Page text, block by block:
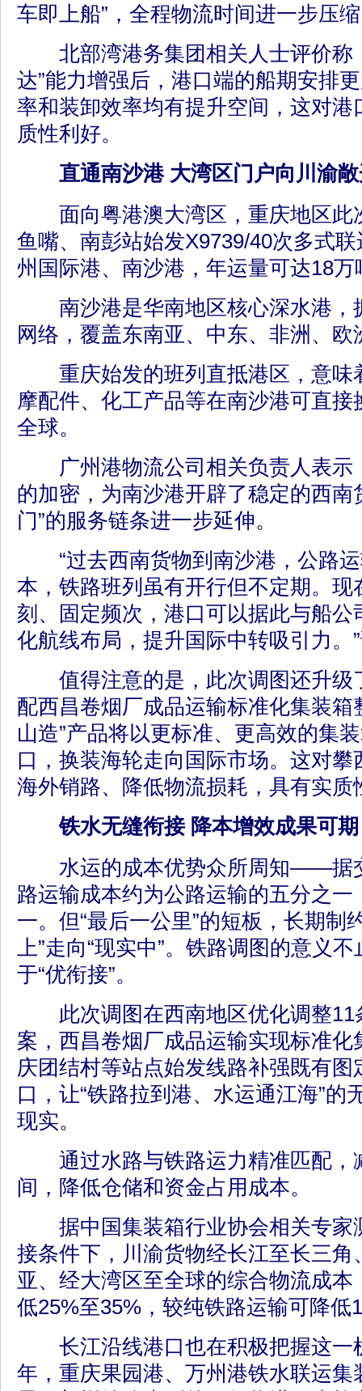
车即上船”，全程物流时间进一步压
北部湾港务集团相关人士评价称
达”能力增强后，港口端的船期安排
率和装卸效率均有提升空间，这对港
质性利好。
直通南沙港 大湾区门户向川渝敞
面向粤港澳大湾区，重庆地区此
鱼嘴、南彭站始发X9739/40次多式
州国际港、南沙港，年运量可达18万
南沙港是华南地区核心深水港，
网络，覆盖东南亚、中东、非洲、
重庆始发的班列直抵港区，意味
摩配件、化工产品等在南沙港可直
全球。
广州港物流公司相关负责人表示
的加密，为南沙港开辟了稳定的西南
门”的服务链条进一步延伸。
“过去西南货物到南沙港，公路运
本，铁路班列虽有开行但不定期。现
刻、固定频次，港口可以据此与船公
化航线布局，提升国际中转吸引力。
值得注意的是，此次调图还升级
配西昌卷烟厂成品运输标准化集装箱
山造”产品将以更标准、更高效的集
口，换装海轮走向国际市场。这对
海外销路、降低物流损耗，具有实质
铁水无缝衔接 降本增效成果可期
水运的成本优势众所周知——据
路运输成本约为公路运输的五分之
一。但“最后一公里”的短板，长期制
上”走向“现实中”。铁路调图的意义不
于“优衔接”。
此次调图在西南地区优化调整11
案，西昌卷烟厂成品运输实现标准
庆团结村等站点始发线路补强既有图
口，让“铁路拉到港、水运通江海”的
现实。
通过水路与铁路运力精准匹配，
间，降低仓储和资金占用成本。
据中国集装箱行业协会相关专家
接条件下，川渝货物经长江至长三角
亚、经大湾区至全球的综合物流成
低25%至35%，较纯铁路运输可降低
长江沿线港口也在积极把握这一
年，重庆果园港、万州港铁水联运集